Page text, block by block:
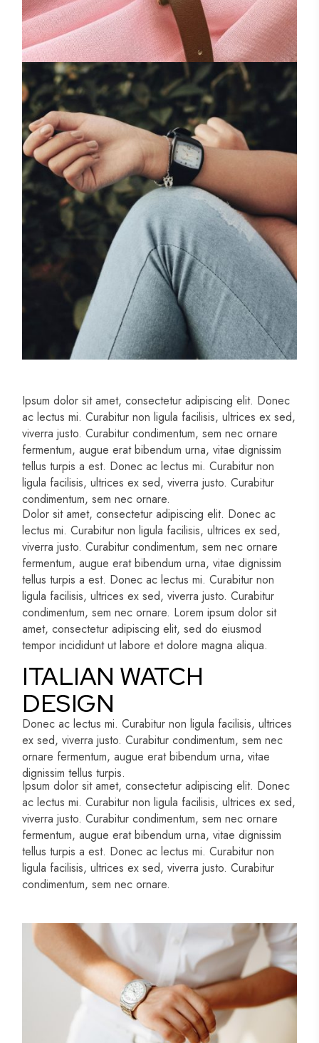
Ipsum dolor sit amet, consectetur adipiscing elit. Donec
ac lectus mi. Curabitur non ligula facilisis, ultrices ex sed,
viverra justo. Curabitur condimentum, sem nec ornare
fermentum, augue erat bibendum urna, vitae dignissim
tellus turpis a est. Donec ac lectus mi. Curabitur non
ligula facilisis, ultrices ex sed, viverra justo. Curabitur
condimentum, sem nec ornare.
Dolor sit amet, consectetur adipiscing elit. Donec ac
lectus mi. Curabitur non ligula facilisis, ultrices ex sed,
viverra justo. Curabitur condimentum, sem nec ornare
fermentum, augue erat bibendum urna, vitae dignissim
tellus turpis a est. Donec ac lectus mi. Curabitur non
ligula facilisis, ultrices ex sed, viverra justo. Curabitur
condimentum, sem nec ornare. Lorem ipsum dolor sit
amet, consectetur adipiscing elit, sed do eiusmod
tempor incididunt ut labore et dolore magna aliqua.
ITALIAN WATCH
DESIGN
Donec ac lectus mi. Curabitur non ligula facilisis, ultrices
ex sed, viverra justo. Curabitur condimentum, sem nec
ornare fermentum, augue erat bibendum urna, vitae
dignissim tellus turpis.
Ipsum dolor sit amet, consectetur adipiscing elit. Donec
ac lectus mi. Curabitur non ligula facilisis, ultrices ex sed,
viverra justo. Curabitur condimentum, sem nec ornare
fermentum, augue erat bibendum urna, vitae dignissim
tellus turpis a est. Donec ac lectus mi. Curabitur non
ligula facilisis, ultrices ex sed, viverra justo. Curabitur
condimentum, sem nec ornare.